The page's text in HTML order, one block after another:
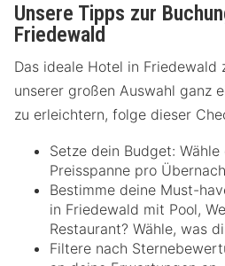
Unsere Tipps zur
Friedewald
Das ideale Hotel in Friedewald
unserer großen Auswahl ganz
zu erleichtern, folge dieser
Setze dein Budget:
Preisspanne pro
Bestimme deine Must-
in Friedewald mit Pool,
Restaurant? Wähle, was
Filtere nach